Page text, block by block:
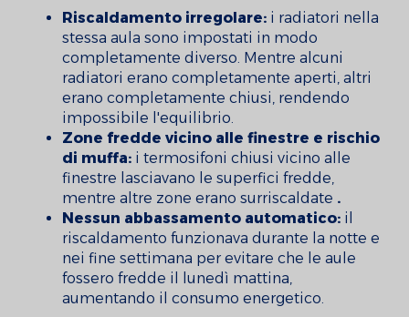
Riscaldamento irregolare: i radiatori nella
stessa aula sono impostati in modo
completamente diverso. Mentre alcuni
radiatori erano completamente aperti, altri
erano completamente chiusi, rendendo
impossibile l'equilibrio.
Zone fredde vicino alle finestre e rischio
di muffa: i termosifoni chiusi vicino alle
finestre lasciavano le superfici fredde,
mentre altre zone erano surriscaldate .
Nessun abbassamento automatico: il
riscaldamento funzionava durante la notte e
nei fine settimana per evitare che le aule
fossero fredde il lunedì mattina,
aumentando il consumo energetico.